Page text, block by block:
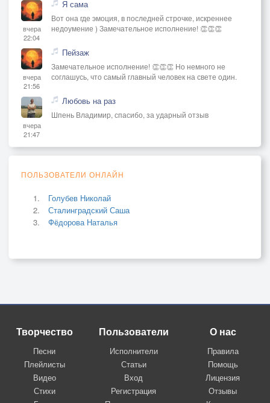
вчера
22:04
Я сама
Вот она где эмоция, в последней строчке, искреннее
недоумение ) Замечательное исполнение! 👏👏👏
вчера
21:56
Пейзаж
Замечательное исполнение! 👏👏👏 Но немного не
соглашусь, что самый главный человек на свете один.
вчера
21:47
Любовь на раз
Шпень Владимир, спасибо, за ударный отзыв
ПОЛЬЗОВАТЕЛИ ОНЛАЙН
Голубев Николай
Сталинградский Саша
Фёдорова Наталья
Творчество
Песни
Плейлисты
Видео
Стихи
Пользователи
Исполнители
Статьи
Вход
Регистрация
О нас
Правила
Помощь
Лицензия
Отзывы